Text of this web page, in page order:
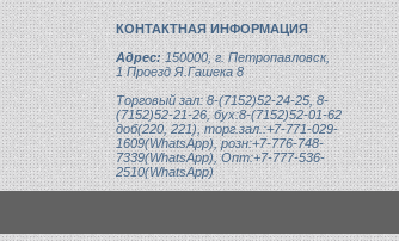
КОНТАКТНАЯ ИНФОРМАЦИЯ
Адрес:150000, г. Петропавловск,
1 Проезд Я.Гашека 8
Торговый зал: 8-(7152)52-24-25, 8-
(7152)52-21-26, бух:8-(7152)52-01-62
доб(220, 221), торг.зал.:+7-771-029-
1609(WhatsApp), розн:+7-776-748-
7339(WhatsApp), Опт:+7-777-536-
2510(WhatsApp)